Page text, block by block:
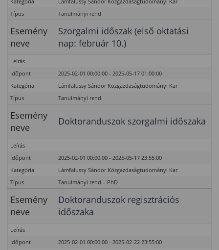
Típus
Tanulmányi rend
Esemény
neve
Szorgalmi időszak (első oktatási
nap: február 10.)
Leírás
Időpont
2025-02-01 00:00:00 - 2025-05-17 01:00:00
Kategória
Lámfalussy Sándor Közgazdaságtudományi Kar
Típus
Tanulmányi rend
Esemény
neve
Doktoranduszok szorgalmi időszaka
Leírás
Időpont
2025-02-01 00:00:00 - 2025-05-17 23:55:00
Kategória
Lámfalussy Sándor Közgazdaságtudományi Kar
Típus
Tanulmányi rend – PhD
Esemény
neve
Doktoranduszok regisztrációs
időszaka
Leírás
Időpont
2025-02-01 00:00:00 - 2025-02-22 23:55:00